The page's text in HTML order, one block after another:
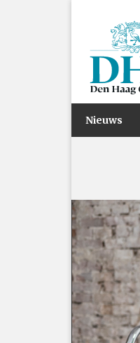
Nieuws